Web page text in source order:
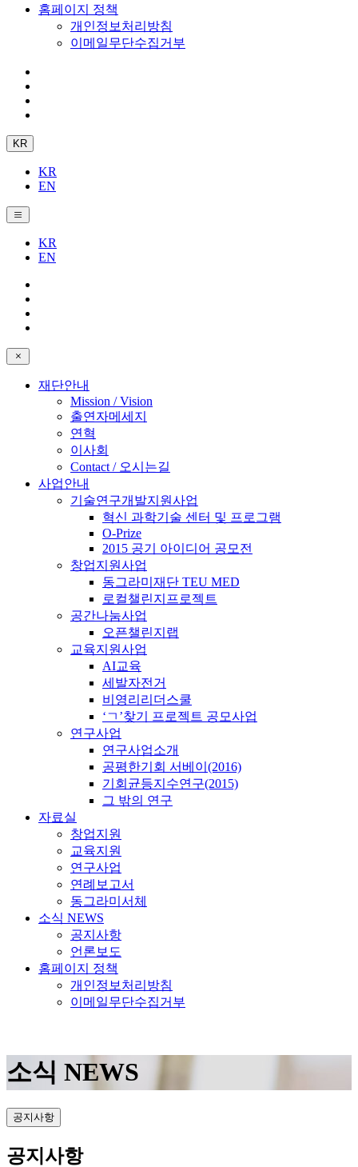
홈페이지 정책
개인정보처리방침
이메일무단수집거부
KR
KR
EN
KR
EN
재단안내
Mission / Vision
출연자메세지
연혁
이사회
Contact / 오시는길
사업안내
기술연구개발지원사업
혁신 과학기술 센터 및 프로그램
O-Prize
2015 공기 아이디어 공모전
창업지원사업
동그라미재단 TEU MED
로컬챌린지프로젝트
공간나눔사업
오픈챌린지랩
교육지원사업
AI교육
세발자전거
비영리리더스쿨
‘ㄱ’찾기 프로젝트 공모사업
연구사업
연구사업소개
공평한기회 서베이(2016)
기회균등지수연구(2015)
그 밖의 연구
자료실
창업지원
교육지원
연구사업
연례보고서
동그라미서체
소식 NEWS
공지사항
언론보도
홈페이지 정책
개인정보처리방침
이메일무단수집거부
소식 NEWS
공지사항
공지사항